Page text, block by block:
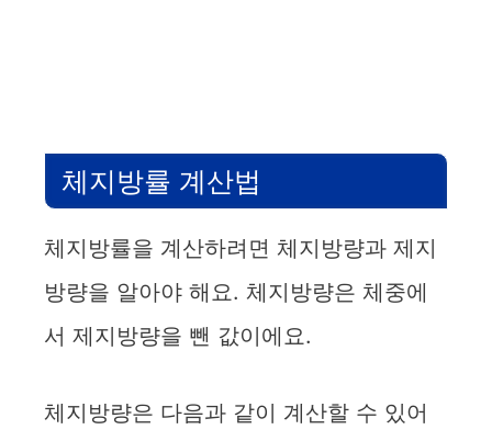
체지방률 계산법
체지방률을 계산하려면 체지방량과 제지
방량을 알아야 해요. 체지방량은 체중에
서 제지방량을 뺀 값이에요.
체지방량은 다음과 같이 계산할 수 있어